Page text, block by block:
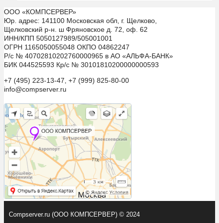
ООО «КОМПСЕРВЕР»
Юр. адрес: 141100 Московская обл, г. Щелково,
Щелковский р-н. ш Фряновское д. 72, оф. 62
ИНН/КПП 5050127989/505001001
ОГРН 1165050055048 ОКПО 04862247
Р/с № 40702810202760000965 в АО «АЛЬФА-БАНК»
БИК 044525593 Кр/с № 30101810200000000593
+7 (495) 223-13-47, +7 (999) 825-80-00
info@compserver.ru
Compserver.ru (ООО КОМПСЕРВЕР) © 2024